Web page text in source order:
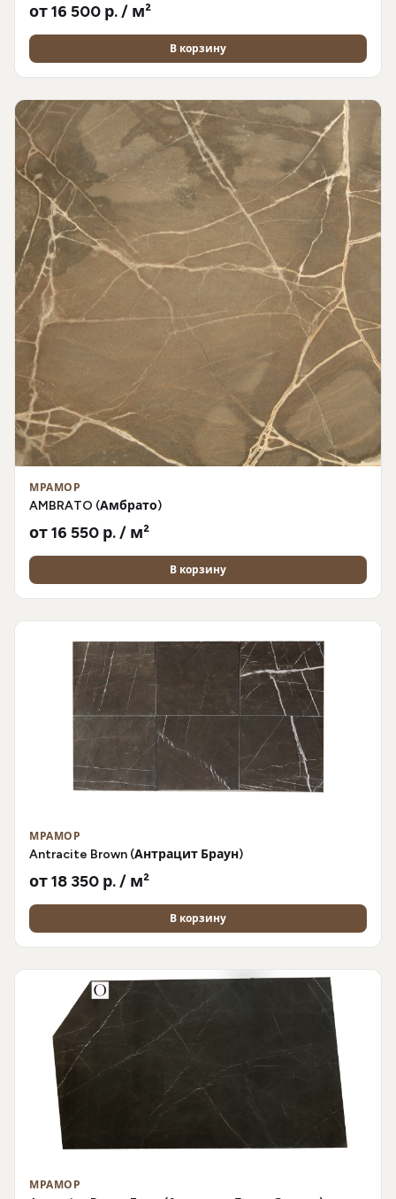
от 16 500 р. / м²
В корзину
МРАМОР
AMBRATO (Амбрато)
от 16 550 р. / м²
В корзину
МРАМОР
Antracite Brown (Антрацит Браун)
от 18 350 р. / м²
В корзину
МРАМОР